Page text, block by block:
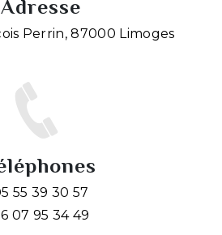
Adresse
Perrin, 87000 Limoges
55 39 30 57
07 95 34 49